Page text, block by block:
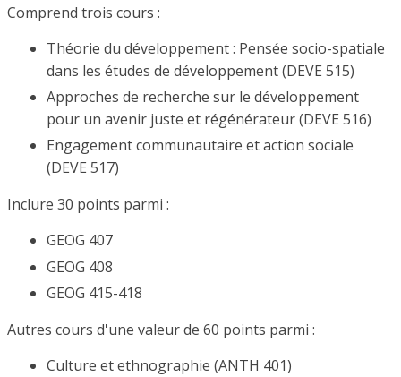
Comprend trois cours :
Théorie du développement : Pensée socio-spatiale
dans les études de développement (DEVE 515)
Approches de recherche sur le développement
pour un avenir juste et régénérateur (DEVE 516)
Engagement communautaire et action sociale
(DEVE 517)
Inclure 30 points parmi :
GEOG 407
GEOG 408
GEOG 415-418
Autres cours d'une valeur de 60 points parmi :
Culture et ethnographie (ANTH 401)